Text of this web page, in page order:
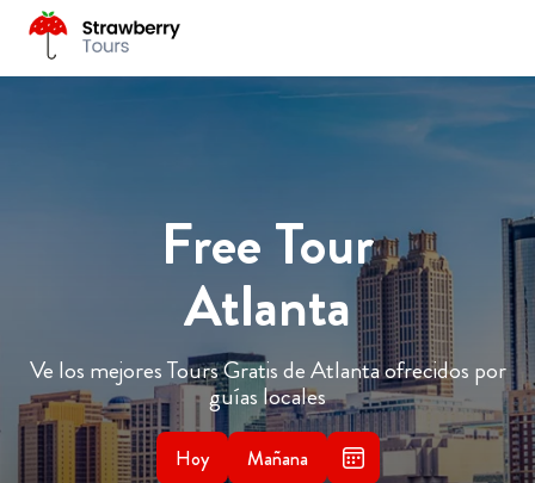
Free Tour
Atlanta
Ve los mejores Tours Gratis de Atlanta ofrecidos por
guías locales
Hoy Mañana